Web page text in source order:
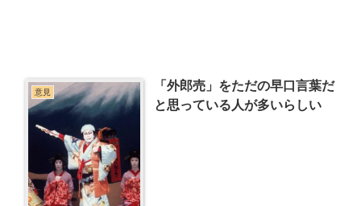
意見
「外郎売」をただの早口言葉だ
と思っている人が多いらしい